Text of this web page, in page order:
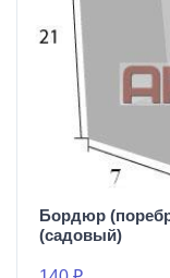
Бордюр
(садовый)